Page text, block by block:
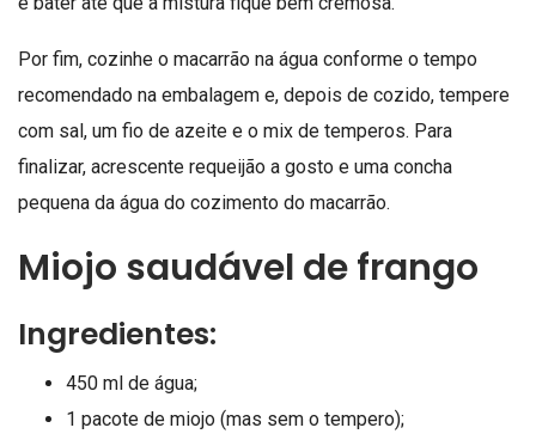
Por fim, cozinhe o macarrão na água conforme o tempo
recomendado na embalagem e, depois de cozido, tempere
com sal, um fio de azeite e o mix de temperos. Para
finalizar, acrescente requeijão a gosto e uma concha
pequena da água do cozimento do macarrão.
Miojo saudável de frango
Ingredientes:
450 ml de água;
1 pacote de miojo (mas sem o tempero);